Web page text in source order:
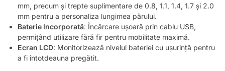
mm, precum și trepte suplimentare de 0.8, 1.1, 1.4, 1.7 și 2.0
mm pentru a personaliza lungimea părului.
Baterie Incorporată: Încărcare ușoară prin cablu USB,
permițând utilizare fără fir pentru mobilitate maximă.
Ecran LCD: Monitorizează nivelul bateriei cu ușurință pentru
a fi întotdeauna pregătit.